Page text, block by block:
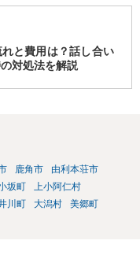
と費用は？話し合い
対処法を解説
鹿角市
由利本荘市
坂町
上小阿仁村
川町 大潟村
美郷町